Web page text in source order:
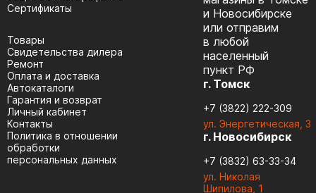
Сертификаты
Товары
Cвидетельства дилера
Ремонт
Оплата и доставка
Автокаталоги
Гарантия и возврат
Личный кабинет
Контакты
Политика в отношении
обработки
персональных данных
и Новосибирске
или отправим
в любой
населенный
пункт РФ
г. Томск
+7 (3822) 222-309
ул. Энергетическая, 3
г. Новосибирск
+7 (3832) 63-33-34
ул. Николая
Шипилова, 1